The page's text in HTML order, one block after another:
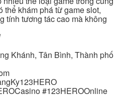
thể khám phá từ game slot,
tính tương tác cao mà không
Khánh, Tân Bình, Thành phố
#123HEROOnline